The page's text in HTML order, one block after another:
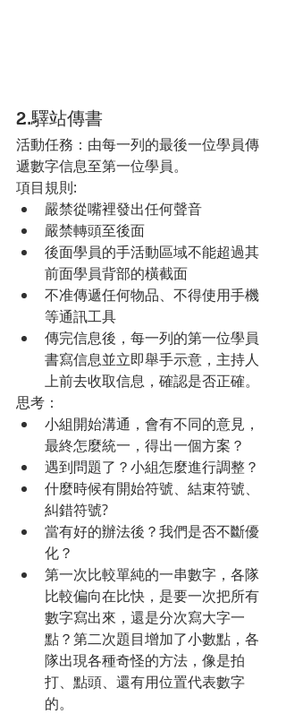
2.驛站傳書
活動任務：由每一列的最後一位學員傳
遞數字信息至第一位學員。
項目規則:
嚴禁從嘴裡發出任何聲音
嚴禁轉頭至後面
後面學員的手活動區域不能超過其
前面學員背部的橫截面
不准傳遞任何物品、不得使用手機
等通訊工具
傳完信息後，每一列的第一位學員
書寫信息並立即舉手示意，主持人
上前去收取信息，確認是否正確。
思考：
小組開始溝通，會有不同的意見，
最終怎麼統一，得出一個方案？
遇到問題了？小組怎麼進行調整？
什麼時候有開始符號、結束符號、
糾錯符號?
當有好的辦法後？我們是否不斷優
化？
第一次比較單純的一串數字，各隊
比較偏向在比快，是要一次把所有
數字寫出來，還是分次寫大字一
點？第二次題目增加了小數點，各
隊出現各種奇怪的方法，像是拍
打、點頭、還有用位置代表數字
的。